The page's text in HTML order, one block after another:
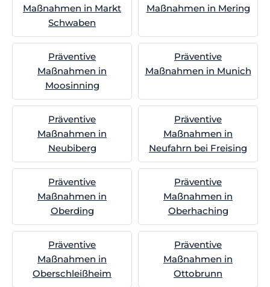
Maßnahmen in Markt
Schwaben
Maßnahmen in Mering
Präventive
Maßnahmen in
Moosinning
Präventive
Maßnahmen in Munich
Präventive
Maßnahmen in
Neubiberg
Präventive
Maßnahmen in
Neufahrn bei Freising
Präventive
Maßnahmen in
Oberding
Präventive
Maßnahmen in
Oberhaching
Präventive
Maßnahmen in
Oberschleißheim
Präventive
Maßnahmen in
Ottobrunn